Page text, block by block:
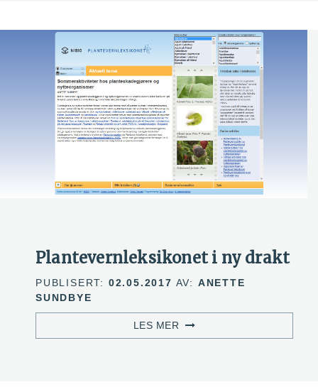
Plantevernleksikonet i ny drakt
PUBLISERT: 02.05.2017 AV: ANETTE
SUNDBYE
LES MER